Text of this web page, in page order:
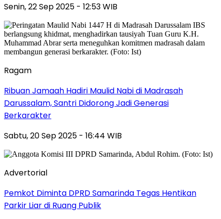
Senin, 22 Sep 2025 - 12:53 WIB
Ragam
Ribuan Jamaah Hadiri Maulid Nabi di Madrasah
Darussalam, Santri Didorong Jadi Generasi
Berkarakter
Sabtu, 20 Sep 2025 - 16:44 WIB
Advertorial
Pemkot Diminta DPRD Samarinda Tegas Hentikan
Parkir Liar di Ruang Publik